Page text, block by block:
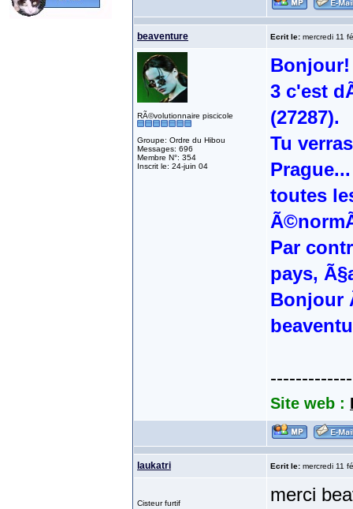
beaventure Ecrit le: mercredi 11
RÃ©volutionnaire piscicole
Groupe: Ordre du Hibou
Messages: 696
Membre N°: 354
Inscrit le: 24-juin 04
Bonjour!
3 c'est
(27287).
Tu
toutes
Par
pays,
Bonjour
Site web :
laukatri Ecrit le: mercredi 11
Cisteur furtif
merci